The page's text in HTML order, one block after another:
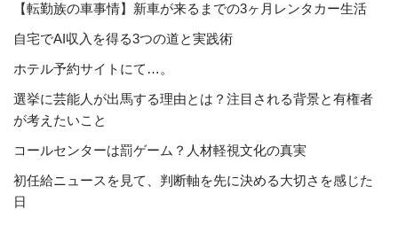
【転勤族の車事情】新車が来るまでの3ヶ月レンタカー生活
自宅でAI収入を得る3つの道と実践術
ホテル予約サイトにて…。
選挙に芸能人が出馬する理由とは？注目される背景と有権者
が考えたいこと
コールセンターは罰ゲーム？人材軽視文化の真実
初任給ニュースを見て、判断軸を先に決める大切さを感じた
日